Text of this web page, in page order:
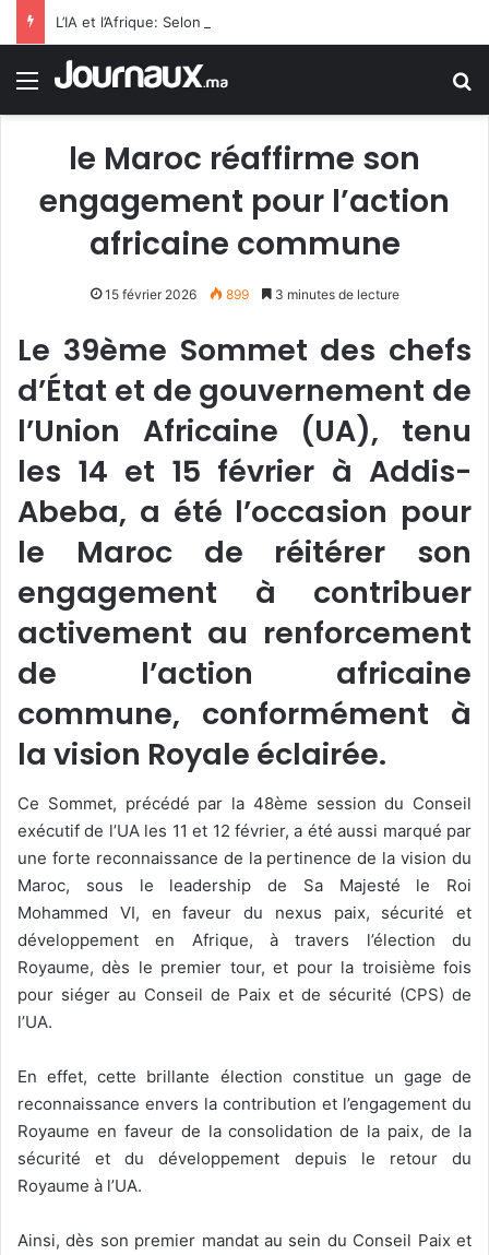
Menu
le Maroc réaffirme son
engagement pour l’action
africaine commune
15 février 2026 899 3 minutes de lecture
Le 39ème Sommet des chefs
d’État et de gouvernement de
l’Union Africaine (UA), tenu
les 14 et 15 février à Addis-
Abeba, a été l’occasion pour
le Maroc de réitérer son
engagement à contribuer
activement au renforcement
de l’action africaine
commune, conformément à
la vision Royale éclairée.
Ce Sommet, précédé par la 48ème session du Conseil
exécutif de l’UA les 11 et 12 février, a été aussi marqué par
une forte reconnaissance de la pertinence de la vision du
Maroc, sous le leadership de Sa Majesté le Roi
Mohammed VI, en faveur du nexus paix, sécurité et
développement en Afrique, à travers l’élection du
Royaume, dès le premier tour, et pour la troisième fois
pour siéger au Conseil de Paix et de sécurité (CPS) de
l’UA.
En effet, cette brillante élection constitue un gage de
reconnaissance envers la contribution et l’engagement du
Royaume en faveur de la consolidation de la paix, de la
sécurité et du développement depuis le retour du
Royaume à l’UA.
Ainsi, dès son premier mandat au sein du Conseil Paix et